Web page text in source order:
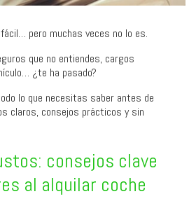
pero muchas veces no lo es.
que no entiendes, cargos
¿te ha pasado?
lo que necesitas saber antes de
claros, consejos prácticos y sin
consejos clave
al alquilar coche